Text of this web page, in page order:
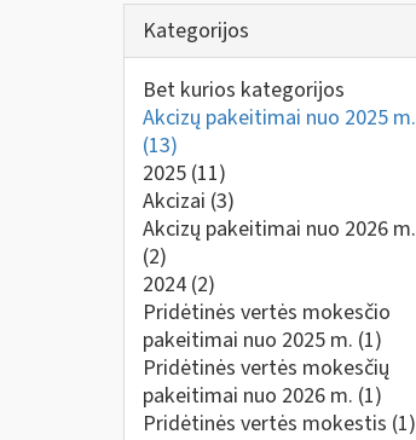
Kategorijos
Bet kurios kategorijos
Akcizų pakeitimai nuo 2025 m.
(13)
2025 (11)
Akcizai (3)
Akcizų pakeitimai nuo 2026 m.
(2)
2024 (2)
Pridėtinės vertės mokesčio
pakeitimai nuo 2025 m. (1)
Pridėtinės vertės mokesčių
pakeitimai nuo 2026 m. (1)
Pridėtinės vertės mokestis (1)